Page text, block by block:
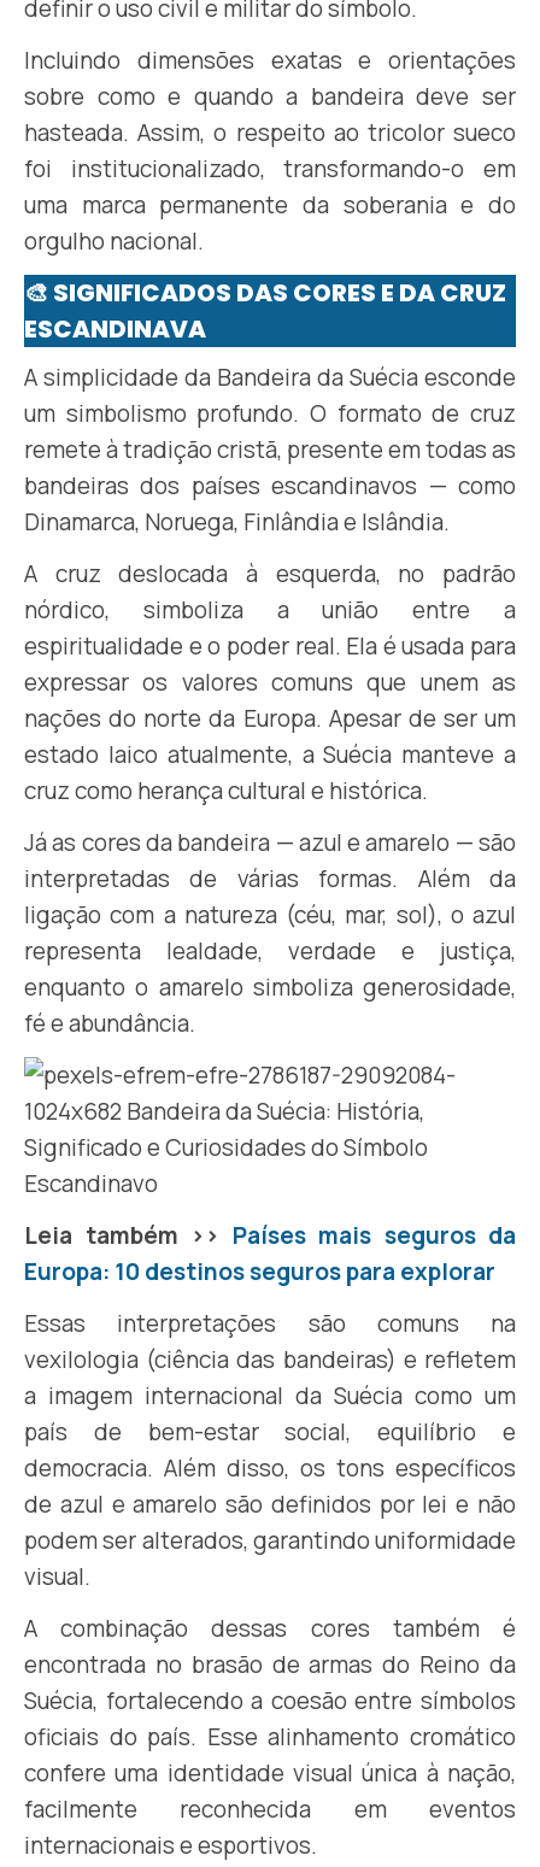
definir o uso civil e militar do símbolo.
Incluindo dimensões exatas e orientações
sobre como e quando a bandeira deve ser
hasteada. Assim, o respeito ao tricolor sueco
foi institucionalizado, transformando-o em
uma marca permanente da soberania e do
orgulho nacional.
🎨 SIGNIFICADOS DAS CORES E DA CRUZ
ESCANDINAVA
A simplicidade da Bandeira da Suécia esconde
um simbolismo profundo. O formato de cruz
remete à tradição cristã, presente em todas as
bandeiras dos países escandinavos — como
Dinamarca, Noruega, Finlândia e Islândia.
A cruz deslocada à esquerda, no padrão
nórdico, simboliza a união entre a
espiritualidade e o poder real. Ela é usada para
expressar os valores comuns que unem as
nações do norte da Europa. Apesar de ser um
estado laico atualmente, a Suécia manteve a
cruz como herança cultural e histórica.
Já as cores da bandeira — azul e amarelo — são
interpretadas de várias formas. Além da
ligação com a natureza (céu, mar, sol), o azul
representa lealdade, verdade e justiça,
enquanto o amarelo simboliza generosidade,
fé e abundância.
Leia também >> Países mais seguros da
Europa: 10 destinos seguros para explorar
Essas interpretações são comuns na
vexilologia (ciência das bandeiras) e refletem
a imagem internacional da Suécia como um
país de bem-estar social, equilíbrio e
democracia. Além disso, os tons específicos
de azul e amarelo são definidos por lei e não
podem ser alterados, garantindo uniformidade
visual.
A combinação dessas cores também é
encontrada no brasão de armas do Reino da
Suécia, fortalecendo a coesão entre símbolos
oficiais do país. Esse alinhamento cromático
confere uma identidade visual única à nação,
facilmente reconhecida em eventos
internacionais e esportivos.